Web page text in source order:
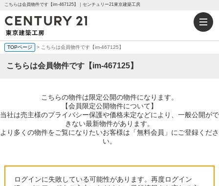
こちらは会員物件です【im-467125】｜センチュリー21東京建築工房
TOPページ > こちらは会員物件です【im-467125】
こちらは会員物件です【im-467125】
こちらの物件は限定公開の物件になります。
【会員限定公開物件について】
当社は売主様のプライバシー保護や価格未定などにより、一般公開がで
きない最新物件があります。
より多くの物件をご覧になりたいお客様は「無料会員」にご登録くださ
い。
ログインに失敗している可能性があります。再度ログイン